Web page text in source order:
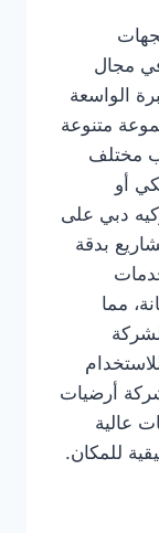
مجال
الواسعة
متنوعة
مختلف
أو
دبي على
بدقة
مما
أرضيات
عالية
للمكان.